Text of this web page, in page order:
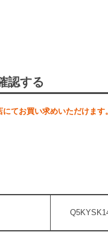
認する
てお買い求めいただけます。